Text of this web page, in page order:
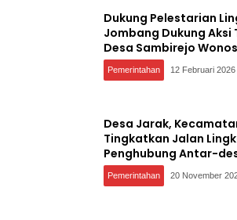
Dukung Pelestarian
Jombang Dukung Aksi
Desa Sambirejo
Pemerintahan 12 Februari 2026
Desa Jarak,
Tingkatkan Jalan
Penghubung Antar-
Wisata
Pemerintahan 20 November